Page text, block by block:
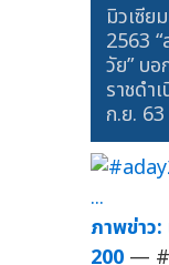
มิวเซีย
2563
วัย” บ
ราชดำ
ก.ย. 63
ภาพข่าว
200 —